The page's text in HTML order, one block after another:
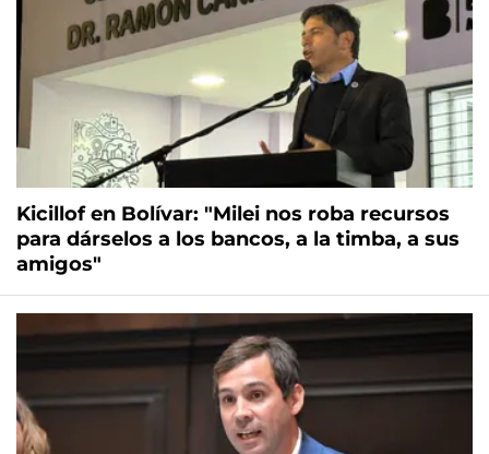
Kicillof en Bolívar: "Milei nos roba recursos
para dárselos a los bancos, a la timba, a sus
amigos"